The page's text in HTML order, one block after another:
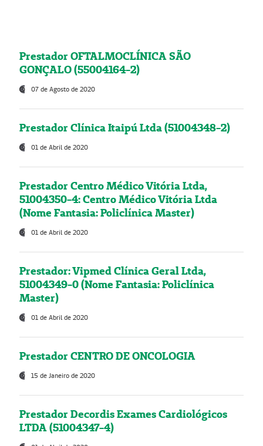
Prestador OFTALMOCLÍNICA SÃO
GONÇALO (55004164-2)
07 de Agosto de 2020
Prestador Clínica Itaipú Ltda (51004348-2)
01 de Abril de 2020
Prestador Centro Médico Vitória Ltda,
51004350-4: Centro Médico Vitória Ltda
(Nome Fantasia: Policlínica Master)
01 de Abril de 2020
Prestador: Vipmed Clínica Geral Ltda,
51004349-0 (Nome Fantasia: Policlínica
Master)
01 de Abril de 2020
Prestador CENTRO DE ONCOLOGIA
15 de Janeiro de 2020
Prestador Decordis Exames Cardiológicos
LTDA (51004347-4)